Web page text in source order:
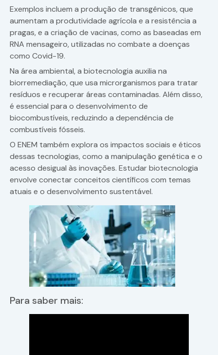
Exemplos incluem a produção de transgênicos, que
aumentam a produtividade agrícola e a resistência a
pragas, e a criação de vacinas, como as baseadas em
RNA mensageiro, utilizadas no combate a doenças
como Covid-19.
Na área ambiental, a biotecnologia auxilia na
biorremediação, que usa microrganismos para tratar
resíduos e recuperar áreas contaminadas. Além disso,
é essencial para o desenvolvimento de
biocombustíveis, reduzindo a dependência de
combustíveis fósseis.
O ENEM também explora os impactos sociais e éticos
dessas tecnologias, como a manipulação genética e o
acesso desigual às inovações. Estudar biotecnologia
envolve conectar conceitos científicos com temas
atuais e o desenvolvimento sustentável.
Para saber mais: